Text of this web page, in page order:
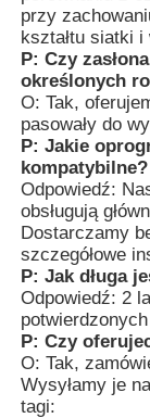
przy
kształtu siatki i
P: Czy
określonych
O: Tak,
pasowały do
P: Jakie
kompatybilne?
Odpowiedź:
obsługują
Dostarczamy
szczegółowe
P: Jak długa
Odpowiedź: 2
P: Czy
O: Tak,
Wysyłamy je
tagi: